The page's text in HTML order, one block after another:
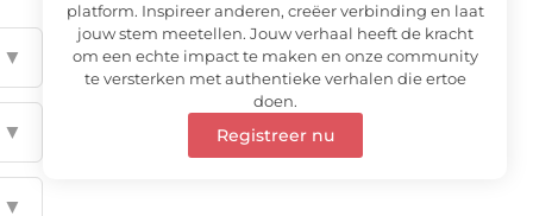
▼
▼
▼
platform. Inspireer anderen, creëer verbinding en laat
jouw stem meetellen. Jouw verhaal heeft de kracht
om een echte impact te maken en onze community
te versterken met authentieke verhalen die ertoe
doen.
Registreer nu